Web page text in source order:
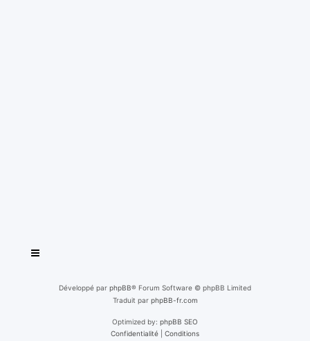
Développé par phpBB® Forum Software © phpBB Limited
Traduit par phpBB-fr.com
Optimized by: phpBB SEO
Confidentialité
Conditions